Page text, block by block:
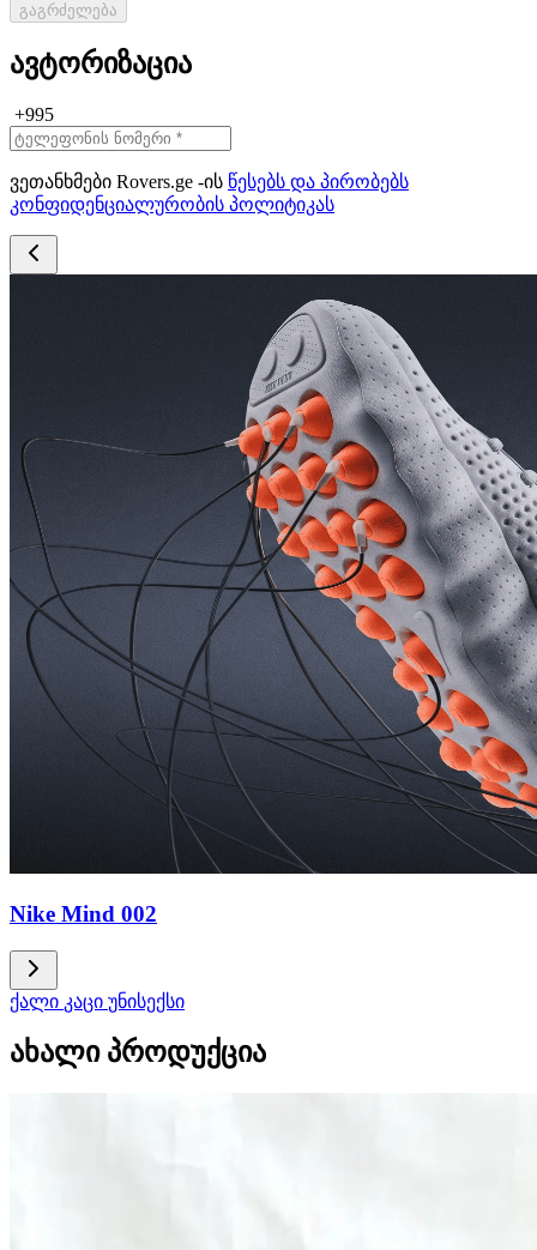
გაგრძელება
ავტორიზაცია
+995
ვეთანხმები Rovers.ge -ის წესებს და პირობებს
კონფიდენციალურობის პოლიტიკას
Nike Mind 002
ქალი კაცი უნისექსი
ახალი პროდუქცია